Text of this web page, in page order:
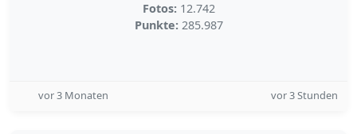
Fotos: 12.742
Punkte: 285.987
vor 3 Monaten vor 3 Stunden